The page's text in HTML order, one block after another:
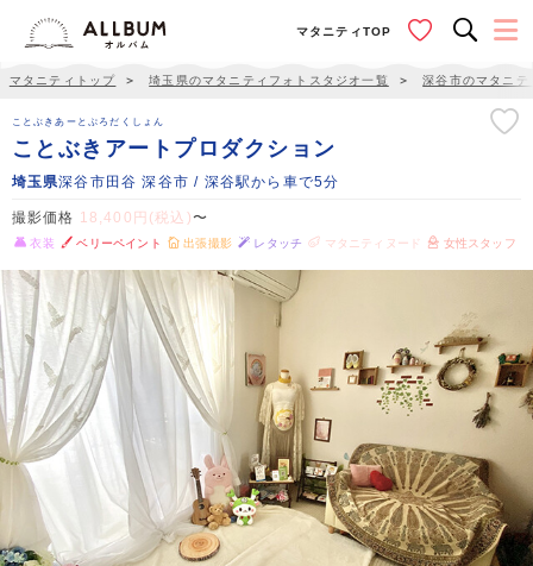
マタニティTOP
マタニティトップ ＞ 埼玉県のマタニティフォトスタジオ一覧 ＞ 深谷市のマタニ
ことぶきあーとぷろだくしょん
ことぶきアートプロダクション
埼玉県深谷市田谷 深谷市 / 深谷駅から車で5分
撮影価格 18,400円(税込)〜
衣装 ベリーペイント 出張撮影 レタッチ マタニティヌード 女性スタッフ